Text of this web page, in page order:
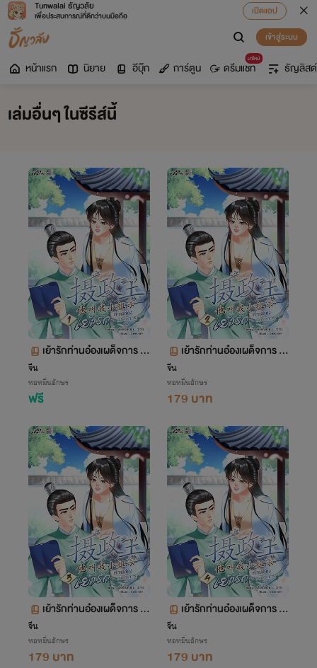
Tunwalai ธัญวลัย
เพื่อประสบการณ์ที่ดีกว่าบนมือถือ
เปิดแอป
เข้าสู่ระบบ
หน้าแรก นิยาย อีบุ๊ก การ์ตูน
มาใหม่
ดรีมแชท ธัญลิสต์
เล่มอื่นๆ ในซีรีส์นี้
เย้ารักท่านอ๋องเผด็จการ เล่
จีน
หอหมื่นอักษร
ฟรี
เย้ารักท่านอ๋องเผด็จการ เล่
จีน
หอหมื่นอักษร
179 บาท
เย้ารักท่านอ๋องเผด็จการ เล่
จีน
หอหมื่นอักษร
179 บาท
เย้ารักท่านอ๋องเผด็จการ เล่
จีน
หอหมื่นอักษร
179 บาท